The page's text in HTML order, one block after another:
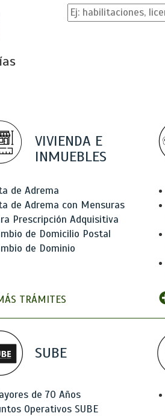
VIVIENDA E
INMUEBLES
de Adrema
de Adrema con Mensuras
Prescripción Adquisitiva
de Domicilio Postal
de Dominio
TRÁMITES
SUBE
de 70 Años
Operativos SUBE